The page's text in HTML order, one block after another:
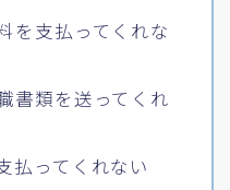
を支払ってくれな
書類を送ってくれ
払ってくれない